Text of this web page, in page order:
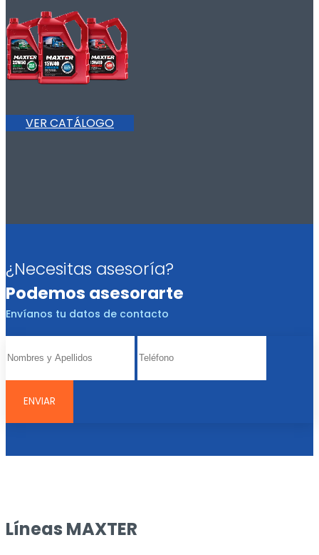
VER CATÁLOGO
¿Necesitas asesoría?
Podemos asesorarte
Envíanos tu datos de contacto
Líneas MAXTER